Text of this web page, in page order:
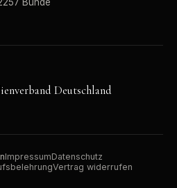
Bünde
Deutschland
ImpressumDatenschutz
Vertrag widerrufen